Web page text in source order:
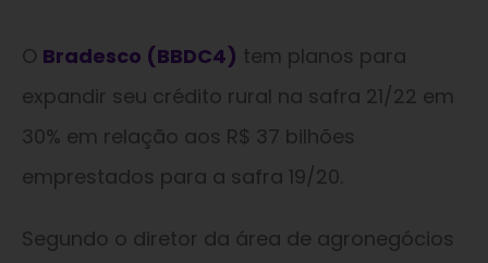
O Bradesco (BBDC4) tem planos para
expandir seu crédito rural na safra 21/22 em
30% em relação aos R$ 37 bilhões
emprestados para a safra 19/20.
Segundo o diretor da área de agronegócios